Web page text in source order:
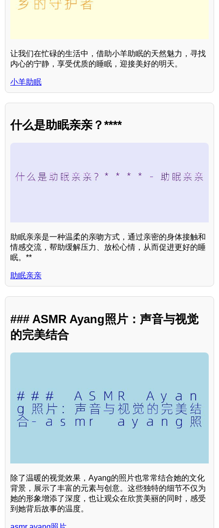
让我们在忙碌的生活中，借助小羊助眠的天然魅力，寻找
内心的宁静，享受优质的睡眠，迎接美好的明天。
小羊助眠
什么是助眠亲亲？****
助眠亲亲是一种温柔的亲吻方式，通过亲密的身体接触和
情感交流，帮助缓解压力、放松心情，从而促进更好的睡
眠。**
助眠亲亲
### ASMR Ayang照片：声音与视觉
的完美结合
除了温暖的视觉效果，Ayang的照片也常常结合她的文化
背景，展示了丰富的元素与创意。这些独特的细节不仅为
她的形象增添了深度，也让观众在欣赏美丽的同时，感受
到她背后故事的温度。